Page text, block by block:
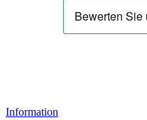
Information